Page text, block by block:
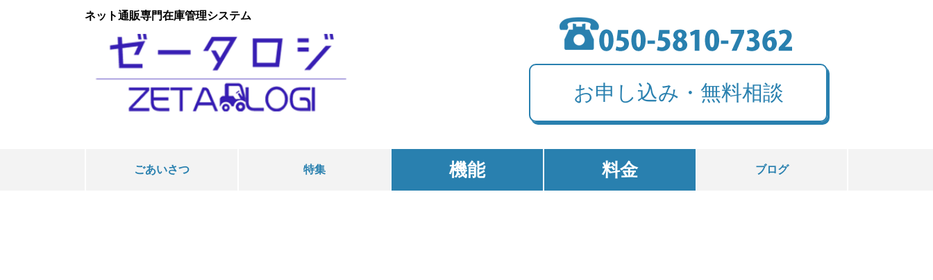
ネット通販専門在庫管理システム
お申し込み・無料相談
ごあいさつ 特集 機能 料金 ブログ